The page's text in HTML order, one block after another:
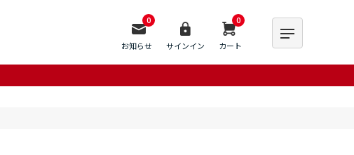
0
お知らせ サインイン
0
カート